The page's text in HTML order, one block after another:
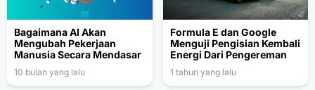
Bagaimana AI Akan
Mengubah Pekerjaan
Manusia Secara Mendasar
10 bulan yang lalu
Formula E dan Google
Menguji Pengisian Kembali
Energi Dari Pengereman
1 tahun yang lalu